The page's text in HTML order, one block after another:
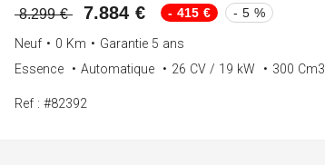
8.299 € 7.884 € - 415 € - 5 %
Neuf • 0 Km • Garantie 5 ans
Essence
• Automatique • 26 CV / 19 kW • 300 Cm3
Ref : #82392